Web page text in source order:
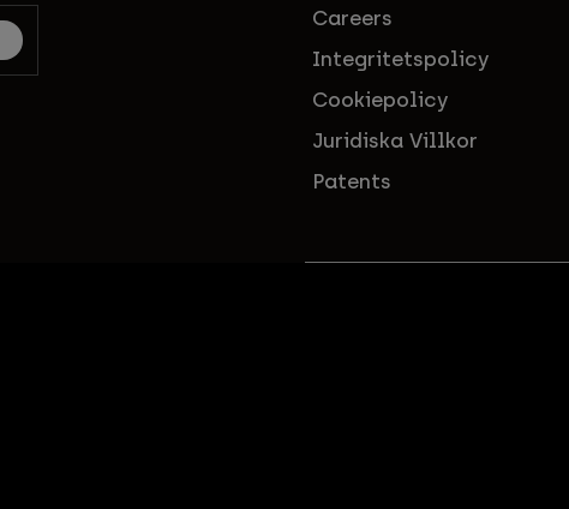
Careers
Integritetspolicy
Cookiepolicy
Juridiska Villkor
Patents